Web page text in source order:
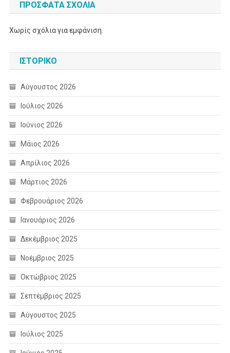
ΠΡΌΣΦΑΤΑ ΣΧΌΛΙΑ
Χωρίς σχόλια για εμφάνιση.
ΙΣΤΟΡΙΚΌ
Αύγουστος 2026
Ιούλιος 2026
Ιούνιος 2026
Μάιος 2026
Απρίλιος 2026
Μάρτιος 2026
Φεβρουάριος 2026
Ιανουάριος 2026
Δεκέμβριος 2025
Νοέμβριος 2025
Οκτώβριος 2025
Σεπτέμβριος 2025
Αύγουστος 2025
Ιούλιος 2025